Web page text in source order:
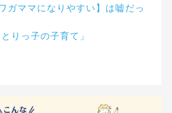
ガママになりやすい】は嘘だっ
とりっ子の子育て」